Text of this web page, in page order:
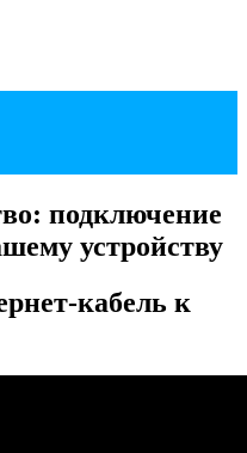
подключение
устройству
кабель к